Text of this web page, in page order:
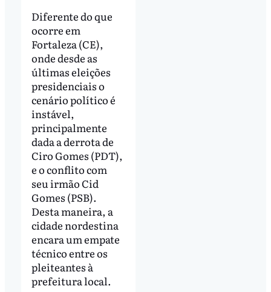
Diferente do que
ocorre em
Fortaleza (CE),
onde desde as
últimas eleições
presidenciais o
cenário político é
instável,
principalmente
dada a derrota de
Ciro Gomes (PDT),
e o conflito com
seu irmão Cid
Gomes (PSB).
Desta maneira, a
cidade nordestina
encara um empate
técnico entre os
pleiteantes à
prefeitura local.